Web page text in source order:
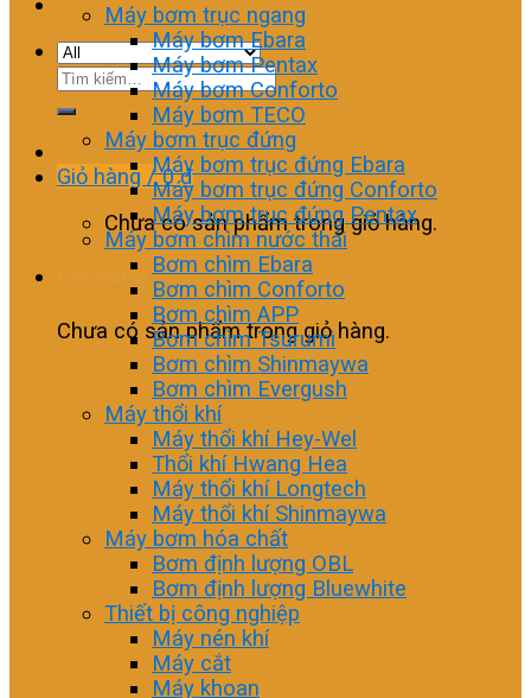
Tìm
Giỏ hàng /0₫
Chưa có sản phẩm trong giỏ hàng.
Giỏ hàng
Chưa có sản phẩm trong giỏ hàng.
Máy bơm trục ngang
Máy bơm Ebara
Máy bơm Pentax
Máy bơm Conforto
Máy bơm TECO
Máy bơm trục đứng
Máy bơm trục đứng Ebara
Máy bơm trục đứng Conforto
Máy bơm trục đứng Pentax
Máy bơm chìm nước thải
Bơm chìm Ebara
Bơm chìm Conforto
Bơm chìm APP
Bơm chìm Tsurumi
Bơm chìm Shinmaywa
Bơm chìm Evergush
Máy thổi khí
Máy thổi khí Hey-Wel
Thổi khí Hwang Hea
Máy thổi khí Longtech
Máy thổi khí Shinmaywa
Máy bơm hóa chất
Bơm định lượng OBL
Bơm định lượng Bluewhite
Thiết bị công nghiệp
Máy nén khí
Máy cắt
Máy khoan